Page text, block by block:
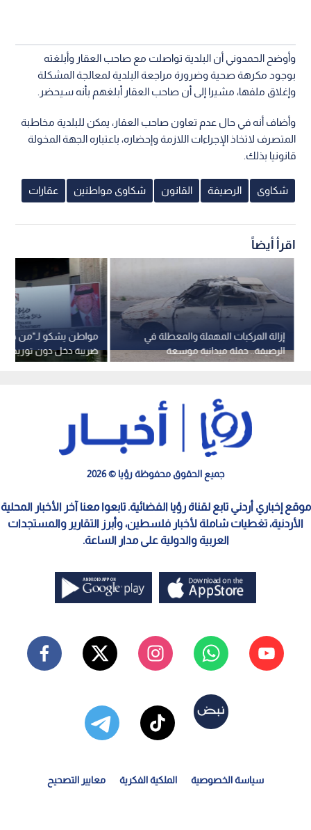
وأوضح الحمدوني أن البلدية تواصلت مع صاحب العقار وأبلغته
بوجود مكرهة صحية وضرورة مراجعة البلدية لمعالجة المشكلة
وإغلاق ملفها، مشيرا إلى أن صاحب العقار أبلغهم بأنه سيحضر.
وأضاف أنه في حال عدم تعاون صاحب العقار، يمكن للبلدية مخاطبة
المتصرف لاتخاذ الإجراءات اللازمة وإحضاره، باعتباره الجهة المخولة
قانونيا بذلك.
شكاوى الرصيفة القانون شكاوى مواطنين عقارات
اقرأ أيضاً
مواطن يشكو لـ"من هنا
ضريبة دخل دون
توضح حقوق الموظفين
إزالة المركبات المهملة والمعطلة في
الرصيفة.. حملة ميدانية موسعة
جميع الحقوق محفوظة رؤيا © 2026
موقع إخباري أردني تابع لقناة رؤيا الفضائية. تابعوا معنا آخر الأخبار المحلية
الأردنية، تغطيات شاملة لأخبار فلسطين، وأبرز التقارير والمستجدات
العربية والدولية على مدار الساعة.
سياسة الخصوصية الملكية الفكرية معايير التصحيح